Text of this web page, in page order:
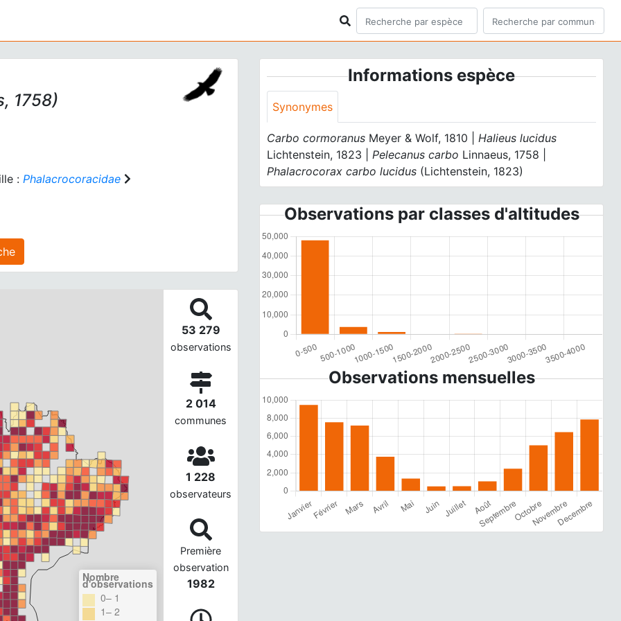
1758)
: Phalacrocoracidae
sur cette fiche
Nombre
d'observations
0– 1
1– 2
53 279
observations
2 014
communes
1 228
observateurs
Première
observation
1982
Informations espèce
Synonymes
Carbo cormoranus Meyer & Wolf, 1810 |Halieus lucidus
Lichtenstein, 1823 |Pelecanus carbo Linnaeus, 1758 |
Phalacrocorax carbo lucidus (Lichtenstein, 1823)
Observations par classes d'altitudes
Observations mensuelles